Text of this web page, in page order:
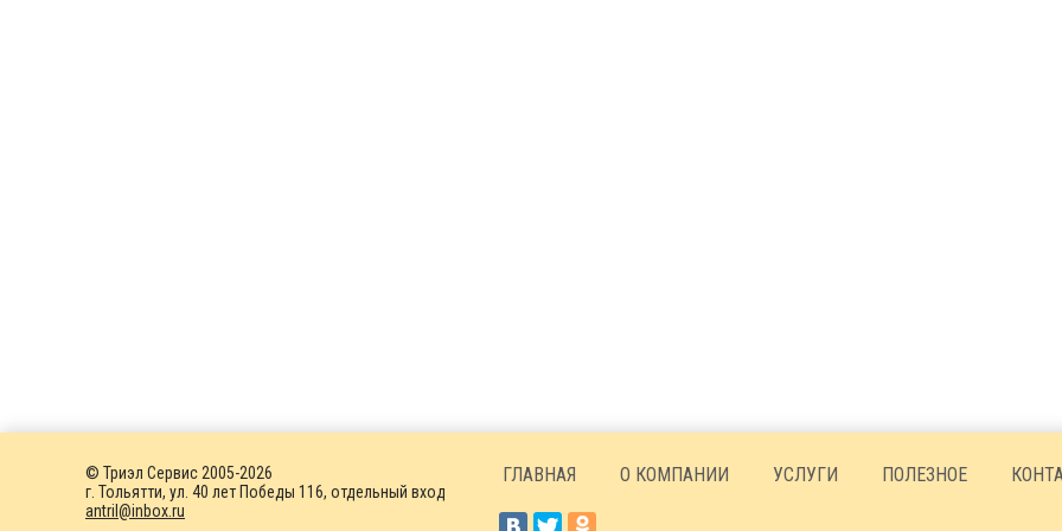
© Триэл Сервис 2005-2026
г. Тольятти, ул. 40 лет Победы 116, отдельный вход
antril@inbox.ru
ГЛАВНАЯ О КОМПАНИИ УСЛУГИ ПОЛЕЗНОЕ